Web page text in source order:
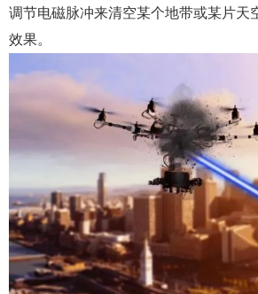
调节电磁脉冲来清空某个地带或某片天
效果。